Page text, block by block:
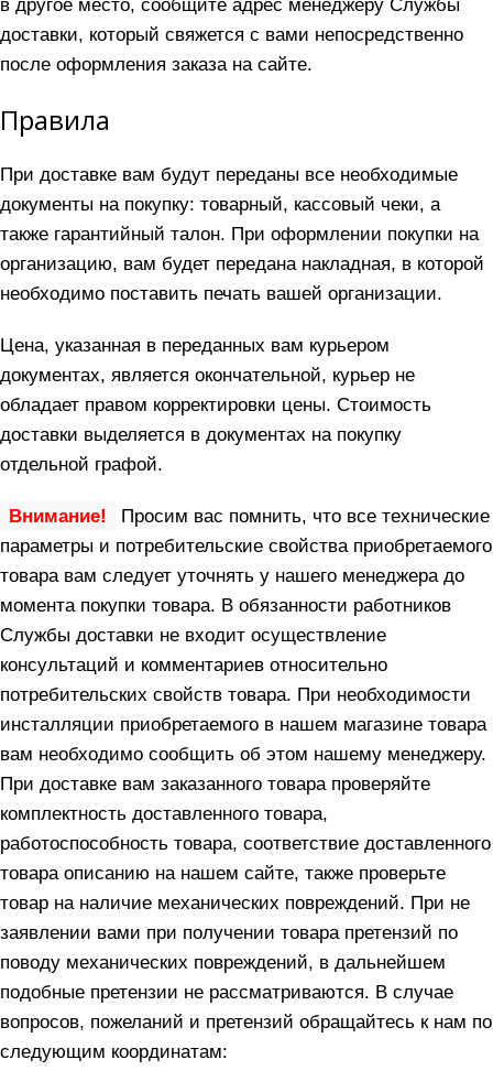
в другое место, сообщите адрес менеджеру Службы
доставки, который свяжется с вами непосредственно
после оформления заказа на сайте.
Правила
При доставке вам будут переданы все необходимые
документы на покупку: товарный, кассовый чеки, а
также гарантийный талон. При оформлении покупки на
организацию, вам будет передана накладная, в которой
необходимо поставить печать вашей организации.
Цена, указанная в переданных вам курьером
документах, является окончательной, курьер не
обладает правом корректировки цены. Стоимость
доставки выделяется в документах на покупку
отдельной графой.
Внимание!
Просим вас помнить, что все технические
параметры и потребительские свойства приобретаемого
товара вам следует уточнять у нашего менеджера до
момента покупки товара. В обязанности работников
Службы доставки не входит осуществление
консультаций и комментариев относительно
потребительских свойств товара. При необходимости
инсталляции приобретаемого в нашем магазине товара
вам необходимо сообщить об этом нашему менеджеру.
При доставке вам заказанного товара проверяйте
комплектность доставленного товара,
работоспособность товара, соответствие доставленного
товара описанию на нашем сайте, также проверьте
товар на наличие механических повреждений. При не
заявлении вами при получении товара претензий по
поводу механических повреждений, в дальнейшем
подобные претензии не рассматриваются. В случае
вопросов, пожеланий и претензий обращайтесь к нам по
следующим координатам: